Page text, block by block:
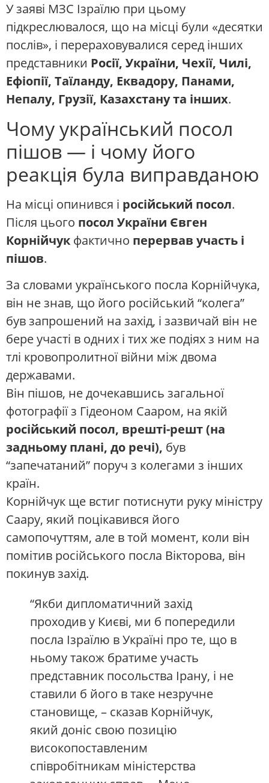
У заяві МЗС Ізраїлю при цьому
підкреслювалося, що на місці були «десятки
послів», і перераховувалися серед інших
представники Росії, України, Чехії, Чилі,
Ефіопії, Таїланду, Еквадору, Панами,
Непалу, Грузії, Казахстану та інших.
Чому український посол
пішов — і чому його
реакція була виправданою
На місці опинився і російський посол.
Після цього посол України Євген
Корнійчук фактично перервав участь і
пішов.
За словами українського посла Корнійчука,
він не знав, що його російський “колега”
був запрошений на захід, і зазвичай він не
бере участі в одних і тих же подіях з ним на
тлі кровопролитної війни між двома
державами.
Він пішов, не дочекавшись загальної
фотографії з Гідеоном Сааром, на якій
російський посол, врешті-решт (на
задньому плані, до речі), був
“запечатаний” поруч з колегами з інших
країн.
Корнійчук ще встиг потиснути руку міністру
Саару, який поцікавився його
самопочуттям, але в той момент, коли він
помітив російського посла Вікторова, він
покинув захід.
“Якби дипломатичний захід
проходив у Києві, ми б попередили
посла Ізраїлю в Україні про те, що в
ньому також братиме участь
представник посольства Ірану, і не
ставили б його в таке незручне
становище, – сказав Корнійчук,
який доніс свою позицію
високопоставленим
співробітникам міністерства